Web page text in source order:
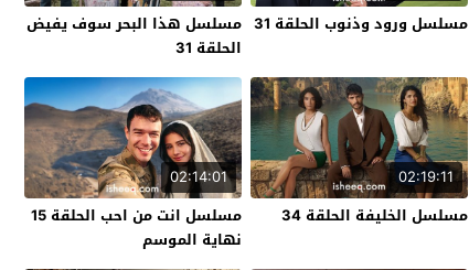
مسلسل ورود وذنوب الحلقة 31
مسلسل هذا البحر سوف يفيض
الحلقة 31
02:19:11
مسلسل الخليفة الحلقة 34
02:14:01
مسلسل انت من احب الحلقة 15
نهاية الموسم